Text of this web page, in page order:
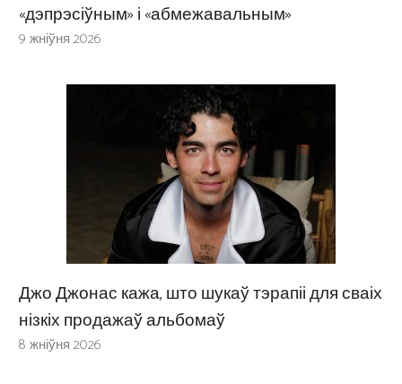
«дэпрэсіўным» і «абмежавальным»
9 жніўня 2026
Джо Джонас кажа, што шукаў тэрапіі для сваіх
нізкіх продажаў альбомаў
8 жніўня 2026